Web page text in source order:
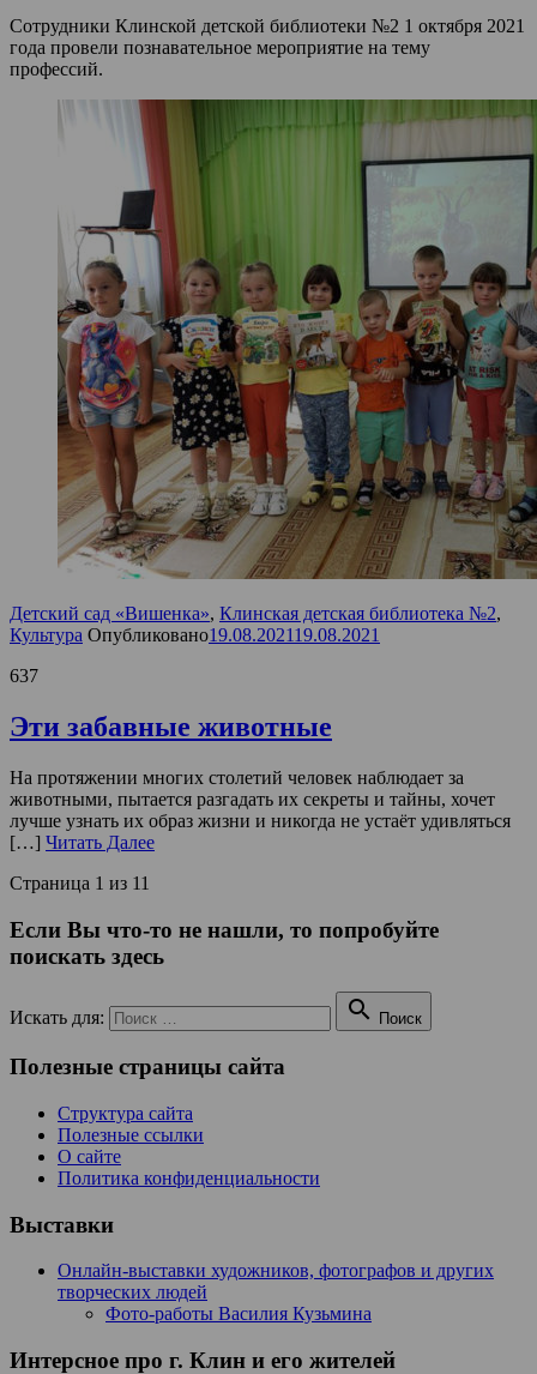
Сотрудники Клинской детской библиотеки №2 1 октября 2021
года провели познавательное мероприятие на тему
профессий.
Детский сад «Вишенка», Клинская детская библиотека №2,
Культура Опубликовано19.08.202119.08.2021
637
Эти забавные животные
На протяжении многих столетий человек наблюдает за
животными, пытается разгадать их секреты и тайны, хочет
лучше узнать их образ жизни и никогда не устаёт удивляться
[…] Читать Далее
Страница 1 из 11
Если Вы что-то не нашли, то попробуйте
поискать здесь
Искать для:  Поиск
Полезные страницы сайта
Структура сайта
Полезные ссылки
О сайте
Политика конфиденциальности
Выставки
Онлайн-выставки художников, фотографов и других
творческих людей
Фото-работы Василия Кузьмина
Интерсное про г. Клин и его жителей